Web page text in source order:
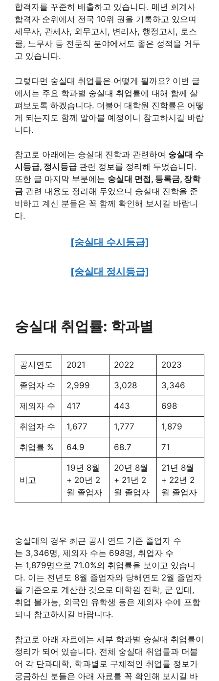
합격자를 꾸준히 배출하고 있습니다. 매년 회계사
합격자 순위에서 전국 10위 권을 기록하고 있으며
세무사, 관세사, 외무고시, 변리사, 행정고시, 로스
쿨, 노무사 등 전문직 분야에서도 좋은 성적을 거두
고 있습니다.
그렇다면 숭실대 취업률은 어떻게 될까요? 이번 글
에서는 주요 학과별 숭실대 취업률에 대해 함께 살
펴보도록 하겠습니다. 더불어 대학원 진학률은 어떻
게 되는지도 함께 알아볼 예정이니 참고하시길 바랍
니다.
참고로 아래에는 숭실대 진학과 관련하여 숭실대 수
시등급, 정시등급 관련 정보를 정리해 두었습니다.
또한 글 마지막 부분에는 숭실대 면접, 등록금, 장학
금 관련 내용도 정리해 두었으니 숭실대 진학을 준
비하고 계신 분들은 꼭 함께 확인해 보시길 바랍니
다.
[숭실대 수시등급]
[숭실대 정시등급]
숭실대 취업률: 학과별
공시연도 2021 2022 2023
졸업자 수 2,999 3,028 3,346
제외자 수 417 443 698
취업자 수 1,677 1,777 1,879
취업률 % 64.9 68.7 71
비고
19년 8월
+ 20년 2
월 졸업자
20년 8월
+ 21년 2
월 졸업자
21년 8월
+ 22년 2
월 졸업자
숭실대의 경우 최근 공시 연도 기준 졸업자 수
는 3,346명, 제외자 수는 698명, 취업자 수
는 1,879명으로 71.0%의 취업률을 보이고 있습니
다. 이는 전년도 8월 졸업자와 당해연도 2월 졸업자
를 기준으로 계산한 것으로 대학원 진학, 군 입대,
취업 불가능, 외국인 유학생 등은 제외자 수에 포함
되니 참고하시길 바랍니다.
참고로 아래 자료에는 세부 학과별 숭실대 취업률이
정리가 되어 있습니다. 전체 숭실대 취업률과 더불
어 각 단과대학, 학과별로 구체적인 취업률 정보가
궁금하신 분들은 아래 자료를 꼭 확인해 보시길 바